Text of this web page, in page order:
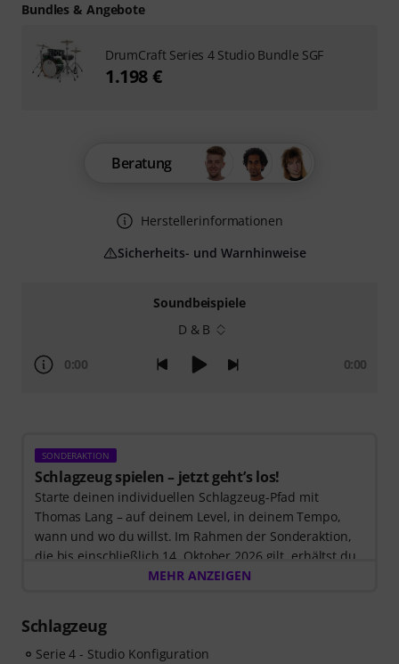
Soundbeispiele
D & B
0:00 0:00
SONDERAKTION
Schlagzeug spielen – jetzt geht’s los!
Starte deinen individuellen Schlagzeug-Pfad mit
Thomas Lang – auf deinem Level, in deinem Tempo,
wann und wo du willst. Im Rahmen der Sonderaktion,
die bis einschließlich 14. Oktober 2026 gilt, erhältst du
3 Monate exklusiven Zugang zur MyGroove School of
MEHR ANZEIGEN
Schlagzeug
Serie 4 - Studio Konfiguration
Beratung
Herstellerinformationen
Sicherheits- und Warnhinweise
Bundles & Angebote
DrumCraft Series 4 Studio Bundle SGF
1.198 €